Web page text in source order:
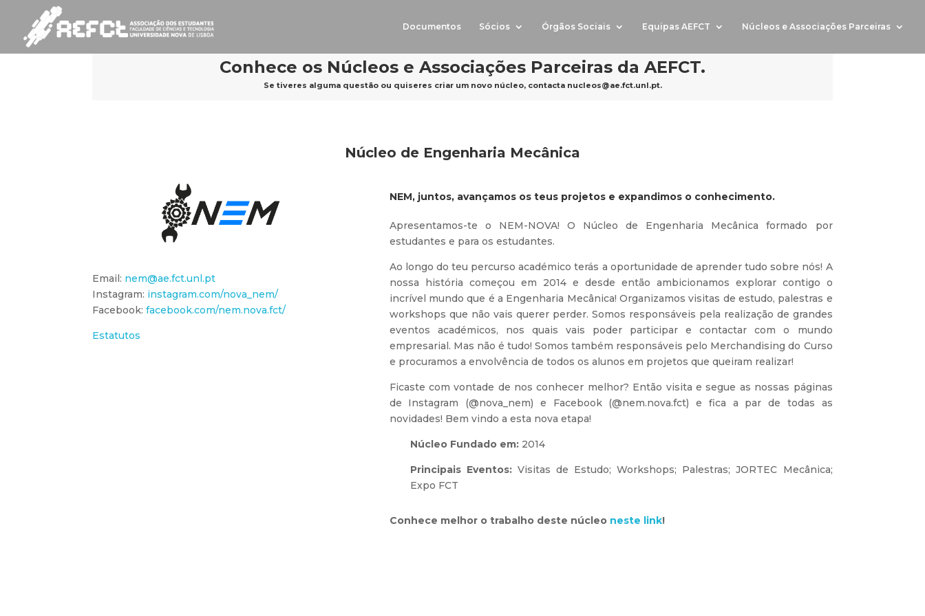
Documentos Sócios Órgãos Sociais Equipas AEFCT Núcleos e Associações Parceiras
Conhece os Núcleos e Associações Parceiras da AEFCT.
Se tiveres alguma questão ou quiseres criar um novo núcleo, contacta nucleos@ae.fct.unl.pt.
Núcleo de Engenharia Mecânica
Email: nem@ae.fct.unl.pt
Instagram: instagram.com/nova_nem/
Facebook:facebook.com/nem.nova.fct/
Estatutos
NEM, juntos, avançamos os teus projetos e expandimos o conhecimento.
Apresentamos-te o NEM-NOVA! O Núcleo de Engenharia Mecânica formado por
estudantes e para os estudantes.
Ao longo do teu percurso académico terás a oportunidade de aprender tudo sobre nós! A
nossa história começou em 2014 e desde então ambicionamos explorar contigo o
incrível mundo que é a Engenharia Mecânica! Organizamos visitas de estudo, palestras e
workshops que não vais querer perder. Somos responsáveis pela realização de grandes
eventos académicos, nos quais vais poder participar e contactar com o mundo
empresarial. Mas não é tudo! Somos também responsáveis pelo Merchandising do Curso
e procuramos a envolvência de todos os alunos em projetos que queiram realizar!
Ficaste com vontade de nos conhecer melhor? Então visita e segue as nossas páginas
de Instagram (@nova_nem) e Facebook (@nem.nova.fct) e fica a par de todas as
novidades! Bem vindo a esta nova etapa!
Núcleo Fundado em: 2014
Principais Eventos: Visitas de Estudo; Workshops; Palestras; JORTEC Mecânica;
Expo FCT
Conhece melhor o trabalho deste núcleo neste link!